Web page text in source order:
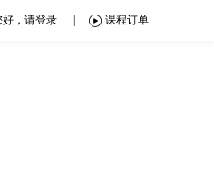
好，请登录 课程订单